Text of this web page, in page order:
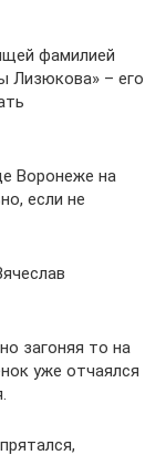
фамилией
Лизюкова» – его
Воронеже на
если не
загоняя то на
уже отчаялся